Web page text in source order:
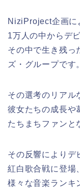
NiziProject企画に
1万人の中からデ
その中で生き残っ
ズ・グループです。
その選考のリアル
彼女たちの成長や
たちまちファンと
その反響によりデ
紅白歌合戦に登場、
様々な音楽ランキ